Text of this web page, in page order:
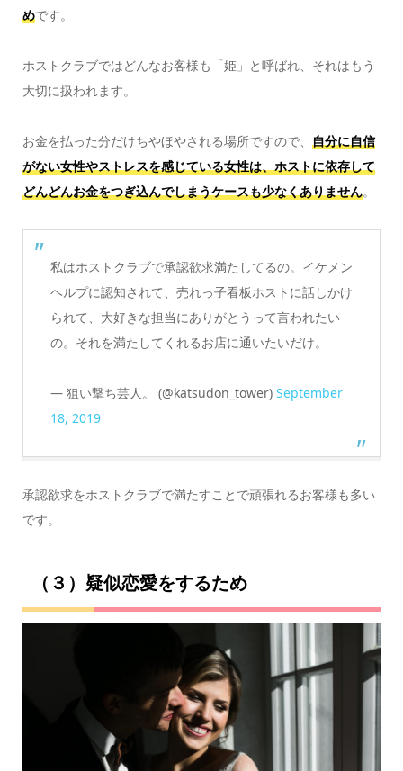
めです。
ホストクラブではどんなお客様も「姫」と呼ばれ、それはもう
大切に扱われます。
お金を払った分だけちやほやされる場所ですので、 自分に自信
がない女性やストレスを感じている女性は、ホストに依存して
どんどんお金をつぎ込んでしまうケースも少なくありません。
私はホストクラブで承認欲求満たしてるの。イケメン
ヘルプに認知されて、売れっ子看板ホストに話しかけ
られて、大好きな担当にありがとうって言われたい
の。それを満たしてくれるお店に通いたいだけ。
— 狙い撃ち芸人。 (@katsudon_tower) September
18, 2019
承認欲求をホストクラブで満たすことで頑張れるお客様も多い
です。
（３）疑似恋愛をするため